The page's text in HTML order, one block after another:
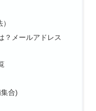
？メールアドレス
合)